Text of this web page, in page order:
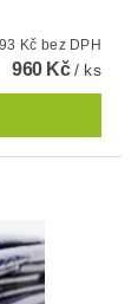
793 Kč bez DPH
960 Kč/ ks